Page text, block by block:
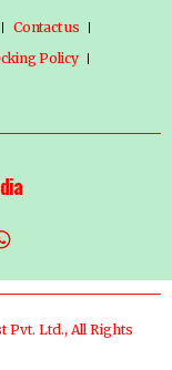
Contact us
Policy
Ltd., All Rights